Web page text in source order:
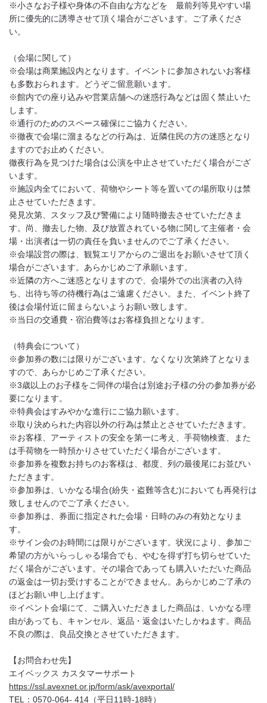
※小さなお子様や身体の不自由な方などを 最前列等見やすい場
所に優先的に誘導させて頂く場合がございます。ご了承くださ
い。
（会場に関して）
※会場は商業施設内となります。イベントに参加されないお客様
も多数おられます。どうぞご留意願います。
※館内での座り込みや営業店舗への迷惑行為などは固く禁止いた
します。
※通行のためのスペース確保にご協力ください。
※徹夜で会場に溜まるなどの行為は、近隣住民の方の迷惑となり
ますのでお止めください。
徹夜行為を見つけた場合は公演を中止させていただく場合がござ
います。
※施設内全てにおいて、荷物やシート等を置いての場所取りは禁
止させていただきます。
発見次第、スタッフ及び警備により随時撤去させていただきま
す。尚、撤去した物、及び放置されている物に関して主催者・会
場・出演者は一切の責任を負いませんのでご了承ください。
※会場設営の際は、観覧エリアからのご退出をお願いさせて頂く
場合がございます。あらかじめご了承願います。
※近隣の方へご迷惑となりますので、会場外での出演者の入待
ち、出待ち等の待機行為はご遠慮ください。また、イベント終了
後は会場付近に留まらないようお願い致します。
※当日の交通費・宿泊費等はお客様負担となります。
（特典会について）
※参加券の数には限りがございます。なくなり次第終了となりま
すので、あらかじめご了承ください。
※3歳以上のお子様をご同伴の場合は別途お子様の分の参加券が必
要になります。
※特典会はすみやかな進行にご協力願います。
※取り決められた内容以外の行為は禁止とさせていただきます。
※お客様、アーティストの安全を第一に考え、手荷物検査、また
は手荷物を一時預かりさせていただく場合がございます。
※参加券を複数お持ちのお客様は、都度、列の最後尾にお並びい
ただきます。
※参加券は、いかなる場合(紛失・盗難等含む)においても再発行は
致しませんのでご了承ください。
※参加券は、券面に指定された会場・日時のみの有効となりま
す。
※サイン会のお時間には限りがございます。状況により、参加ご
希望の方がいらっしゃる場合でも、やむを得ず打ち切らせていた
だく場合がございます。その場合であっても購入いただいた商品
の返金は一切お受けすることができません。あらかじめご了承の
ほどお願い申し上げます。
※イベント会場にて、ご購入いただきました商品は、いかなる理
由があっても、キャンセル、返品・返金はいたしかねます。商品
不良の際は、良品交換とさせていただきます。
【お問合わせ先】
エイベックス カスタマーサポート
https://ssl.avexnet.or.jp/form/ask/avexportal/
TEL：0570-064- 414（平日11時-18時）